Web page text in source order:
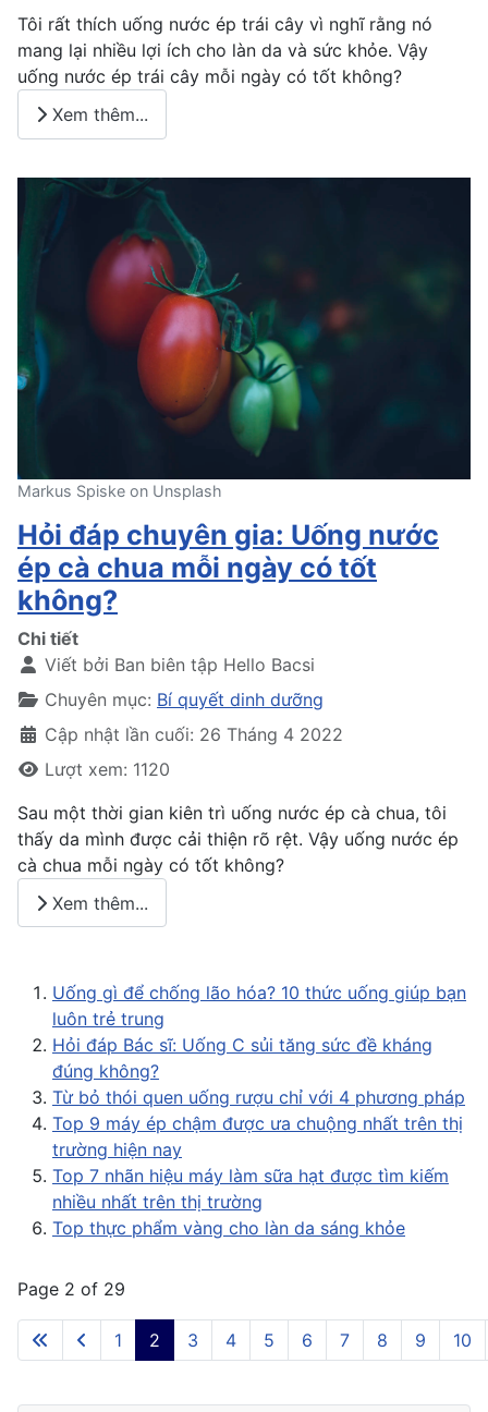
Tôi rất thích uống nước ép trái cây vì nghĩ rằng nó
mang lại nhiều lợi ích cho làn da và sức khỏe. Vậy
uống nước ép trái cây mỗi ngày có tốt không?
Xem thêm...
Markus Spiske on Unsplash
Hỏi đáp chuyên gia: Uống nước
ép cà chua mỗi ngày có tốt
không?
Chi tiết
Viết bởi Ban biên tập Hello Bacsi
Chuyên mục: Bí quyết dinh dưỡng
Cập nhật lần cuối: 26 Tháng 4 2022
Lượt xem: 1120
Sau một thời gian kiên trì uống nước ép cà chua, tôi
thấy da mình được cải thiện rõ rệt. Vậy uống nước ép
cà chua mỗi ngày có tốt không?
Xem thêm...
Uống gì để chống lão hóa? 10 thức uống giúp bạn
luôn trẻ trung
Hỏi đáp Bác sĩ: Uống C sủi tăng sức đề kháng
đúng không?
Từ bỏ thói quen uống rượu chỉ với 4 phương pháp
Top 9 máy ép chậm được ưa chuộng nhất trên thị
trường hiện nay
Top 7 nhãn hiệu máy làm sữa hạt được tìm kiếm
nhiều nhất trên thị trường
Top thực phẩm vàng cho làn da sáng khỏe
Page 2 of 29
1 2 3 4 5 6 7 8 9 10